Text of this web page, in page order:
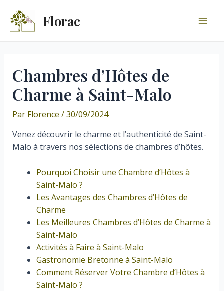
contenu
Florac
Chambres d’Hôtes de
Charme à Saint-Malo
Par Florence /30/09/2024
Venez découvrir le charme et l’authenticité de Saint-
Malo à travers nos sélections de chambres d’hôtes.
Pourquoi Choisir une Chambre d’Hôtes à
Saint-Malo ?
Les Avantages des Chambres d’Hôtes de
Charme
Les Meilleures Chambres d’Hôtes de Charme à
Saint-Malo
Activités à Faire à Saint-Malo
Gastronomie Bretonne à Saint-Malo
Comment Réserver Votre Chambre d’Hôtes à
Saint-Malo ?